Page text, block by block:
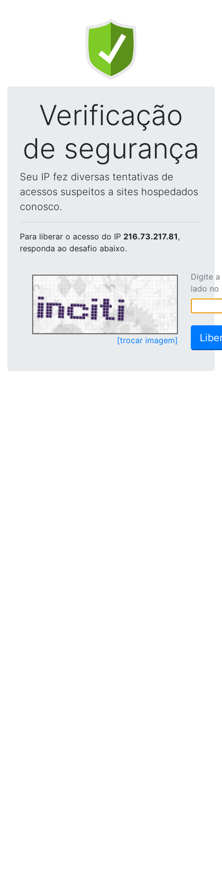
Verificação
de segurança
Seu IP fez diversas tentativas de
acessos suspeitos a sites hospedados
conosco.
Para liberar o acesso do IP 216.73.217.81,
responda ao desafio abaixo.
[trocar imagem]
Digite
lado no